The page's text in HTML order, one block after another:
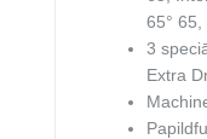
65°
3
Extra